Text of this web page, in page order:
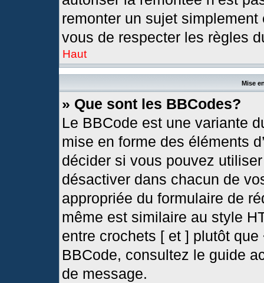
remonter un sujet
vous de respecter les règles
Haut
Mise
» Que sont les BBCodes?
Le BBCode est une variante
mise en forme des éléments
décider si vous pouvez
désactiver dans chacun de
appropriée du formulaire de
même est similaire au style
entre crochets [ et ] plutôt
BBCode, consultez le guide
de message.